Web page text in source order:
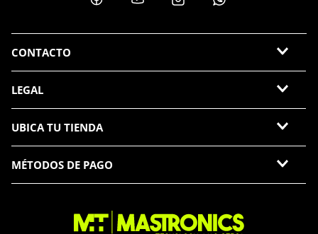
CONTACTO
LEGAL
UBICA TU TIENDA
MÉTODOS DE PAGO